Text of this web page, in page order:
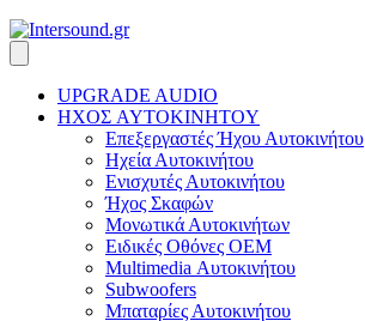
UPGRADE AUDIO
ΗΧΟΣ AYTOKINHTOY
Επεξεργαστές Ήχου Αυτοκινήτου
Ηχεία Αυτοκινήτου
Ενισχυτές Αυτοκινήτου
Ήχος Σκαφών
Μονωτικά Αυτοκινήτων
Ειδικές Οθόνες OEM
Multimedia Αυτοκινήτου
Subwoofers
Μπαταρίες Αυτοκινήτου